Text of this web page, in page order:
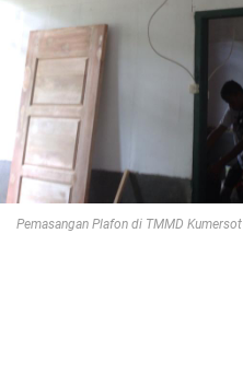
Pemasangan Plafon di TMMD Kumersot